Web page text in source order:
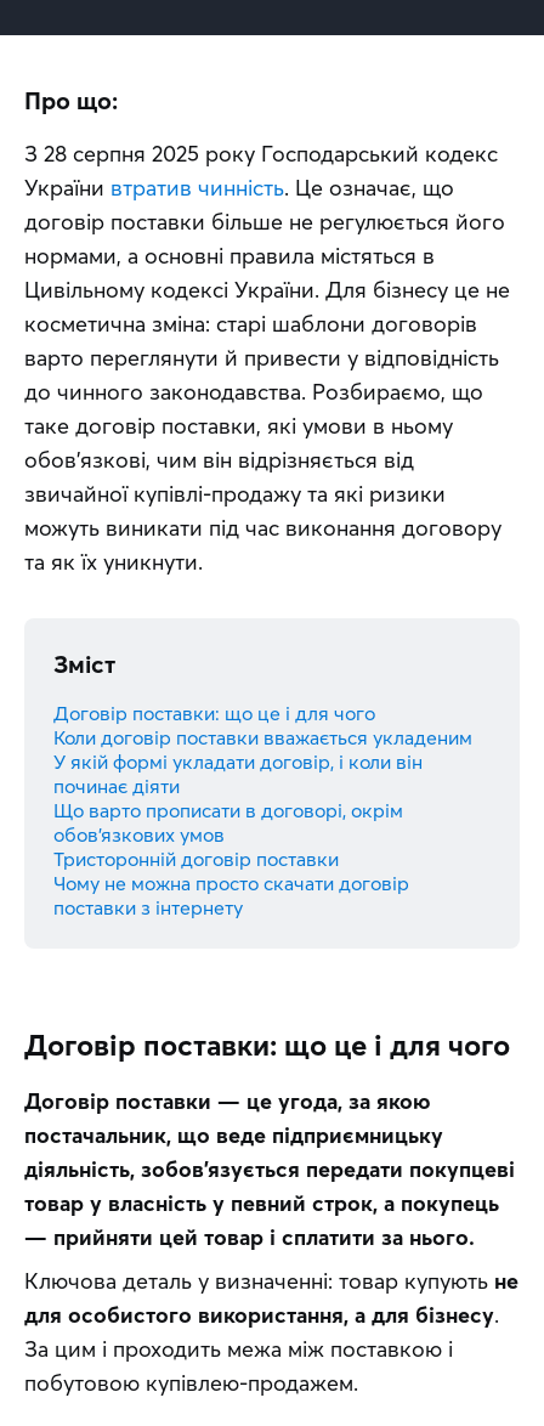
Про що:
З 28 серпня 2025 року Господарський кодекс
України втратив чинність. Це означає, що
договір поставки більше не регулюється його
нормами, а основні правила містяться в
Цивільному кодексі України. Для бізнесу це не
косметична зміна: старі шаблони договорів
варто переглянути й привести у відповідність
до чинного законодавства. Розбираємо, що
таке договір поставки, які умови в ньому
обов'язкові, чим він відрізняється від
звичайної купівлі-продажу та які ризики
можуть виникати під час виконання договору
та як їх уникнути.
Зміст
Договір поставки: що це і для чого
Коли договір поставки вважається укладеним
У якій формі укладати договір, і коли він
починає діяти
Що варто прописати в договорі, окрім
обов’язкових умов
Тристоронній договір поставки
Чому не можна просто скачати договір
поставки з інтернету
Договір поставки: що це і для чого
Договір поставки — це угода, за якою
постачальник, що веде підприємницьку
діяльність, зобов’язується передати покупцеві
товар у власність у певний строк, а покупець
— прийняти цей товар і сплатити за нього.
Ключова деталь у визначенні: товар купують не
для особистого використання, а для бізнесу.
За цим і проходить межа між поставкою і
побутовою купівлею-продажем.